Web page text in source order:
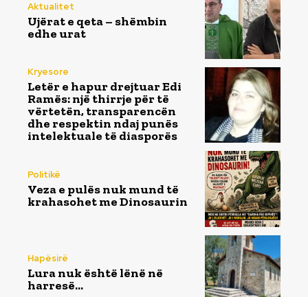
Aktualitet
Ujërat e qeta – shëmbin
edhe urat
Kryesore
Letër e hapur drejtuar Edi
Ramës: një thirrje për të
vërtetën, transparencën
dhe respektin ndaj punës
intelektuale të diasporës
Politikë
Veza e pulës nuk mund të
krahasohet me Dinosaurin
Hapësirë
Lura nuk është lënë në
harresë…